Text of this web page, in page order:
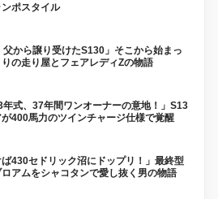
ポスタイル
父から譲り受けたS130」そこから始まっ
の走り屋とフェアレディZの物語
年式、37年間ワンオーナーの意地！」S13
400馬力のツインチャージ仕様で覚醒
ば430セドリック沼にドップリ！」最終型
アムをシャコタンで愛し抜く男の物語